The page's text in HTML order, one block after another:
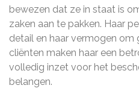
bewezen dat ze in staat is
zaken aan te pakken. Haar
detail en haar vermogen om
cliënten maken haar een
volledig inzet voor het
belangen.